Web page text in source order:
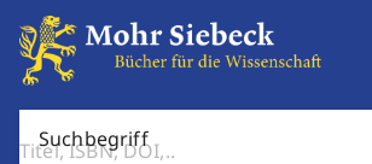
Suchbegriff